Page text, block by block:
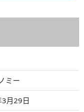
ミー
月29日